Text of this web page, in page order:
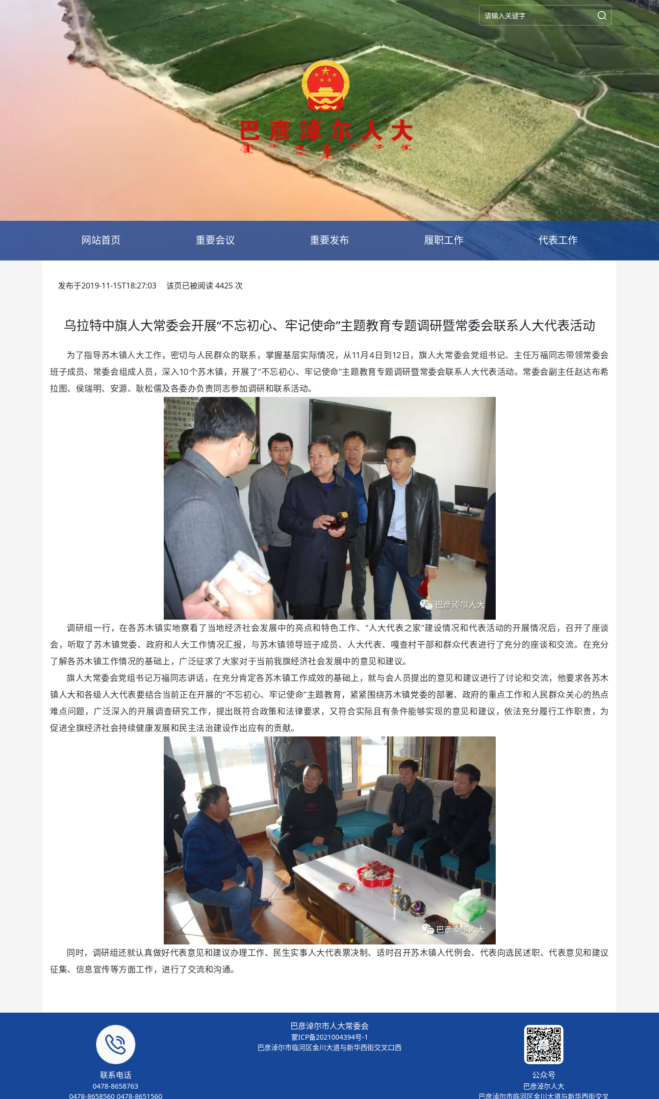
网站首页 重要会议 重要发布 履职工作 代表工作
发布于2019-11-15T18:27:03 该页已被阅读4425 次
乌拉特中旗人大常委会开展“不忘初心、牢记使命”主题教育专题调研暨常委会联系人大代表活动
为了指导苏木镇人大工作，密切与人民群众的联系，掌握基层实际情况，从11月4日到12日，旗人大常委会党组书记、主任万福同志带领常委会
班子成员、常委会组成人员，深入10个苏木镇，开展了“不忘初心、牢记使命”主题教育专题调研暨常委会联系人大代表活动。常委会副主任赵达布希
拉图、侯瑞明、安源、耿松儒及各委办负责同志参加调研和联系活动。
调研组一行，在各苏木镇实地察看了当地经济社会发展中的亮点和特色工作、“人大代表之家”建设情况和代表活动的开展情况后，召开了座谈
会，听取了苏木镇党委、政府和人大工作情况汇报，与苏木镇领导班子成员、人大代表、嘎查村干部和群众代表进行了充分的座谈和交流。在充分
了解各苏木镇工作情况的基础上，广泛征求了大家对于当前我旗经济社会发展中的意见和建议。
旗人大常委会党组书记万福同志讲话，在充分肯定各苏木镇工作成效的基础上，就与会人员提出的意见和建议进行了讨论和交流，他要求各苏木
镇人大和各级人大代表要结合当前正在开展的“不忘初心、牢记使命”主题教育，紧紧围绕苏木镇党委的部署、政府的重点工作和人民群众关心的热点
难点问题，广泛深入的开展调查研究工作，提出既符合政策和法律要求，又符合实际且有条件能够实现的意见和建议，依法充分履行工作职责，为
促进全旗经济社会持续健康发展和民主法治建设作出应有的贡献。
同时，调研组还就认真做好代表意见和建议办理工作、民生实事人大代表票决制、适时召开苏木镇人代例会、代表向选民述职、代表意见和建议
征集、信息宣传等方面工作，进行了交流和沟通。
联系电话
0478-8658763
0478-8658560 0478-8651560
巴彦淖尔市人大常委会
蒙ICP备2021004394号-1
巴彦淖尔市临河区金川大道与新华西街交叉口西
公众号
巴彦淖尔人大
巴彦淖尔市临河区金川大道与新华西街交叉